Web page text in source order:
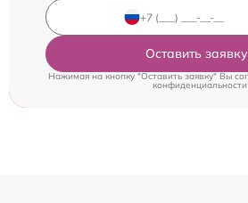
Оставить заявку
Нажимая на кнопку "Оставить заявку" Вы
конфиденциальности